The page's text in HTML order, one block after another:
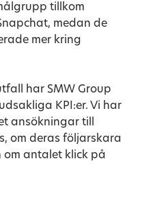
tillkom
medan de
mer kring
har SMW Group
KPI:er. Vi har
ansökningar till
om deras följarskara
om antalet klick på